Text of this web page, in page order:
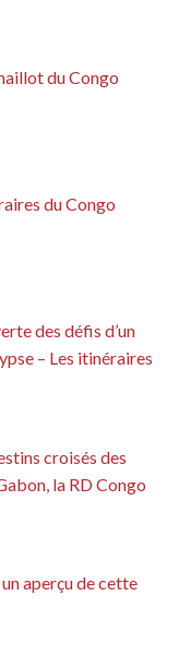
du Congo
du Congo
des défis d’un
– Les itinéraires
croisés des
la RD Congo
aperçu de cette